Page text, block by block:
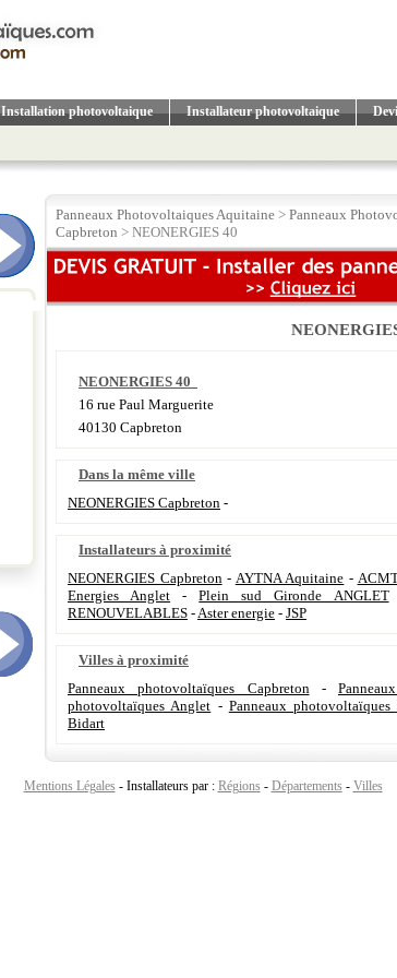
Installation photovoltaique Installateur photovoltaique
Panneaux Photovoltaiques Aquitaine > Panneaux
Capbreton > NEONERGIES 40
NEONERGIES 40
16 rue Paul Marguerite
40130 Capbreton
Dans la même ville
NEONERGIES Capbreton -
Installateurs à proximité
NEONERGIES Capbreton- AYTNA Aquitaine -
Energies Anglet -Plein sud Gironde ANGLET
RENOUVELABLES -Aster energie - JSP
Villes à proximité
Panneaux photovoltaïques Capbreton-
photovoltaïques Anglet - Panneaux
Bidart
Mentions Légales - Installateurs par : Régions - Départements - Villes